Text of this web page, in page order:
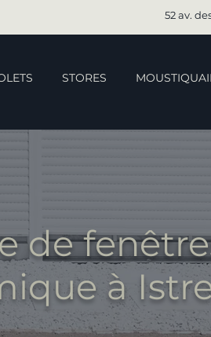
52 av.
STORES
de
à